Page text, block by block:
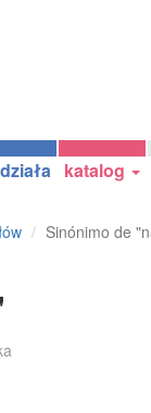
katalog
Sinónimo de